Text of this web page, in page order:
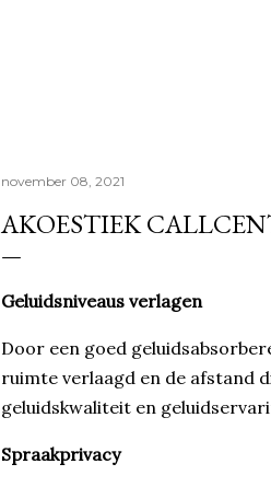
november 08, 2021
AKOESTIEK
Geluidsniveaus verlagen
Door een goed
ruimte verlaagd en de afstand
geluidskwaliteit en
Spraakprivacy